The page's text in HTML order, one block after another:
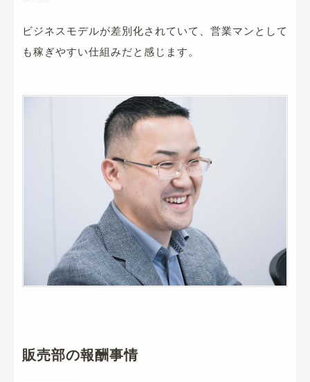
ビジネスモデルが差別化されていて、営業マンとして
も稼ぎやすい仕組みだと感じます。
販売部の報酬事情